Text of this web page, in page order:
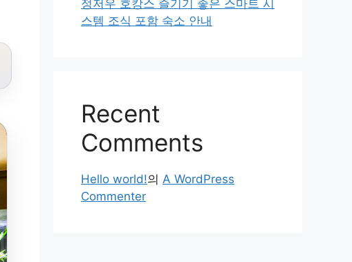
정저우 호캉스 즐기기 좋은 스마트 시
스템 조식 포함 숙소 안내
Recent
Comments
Hello world!의 A WordPress
Commenter